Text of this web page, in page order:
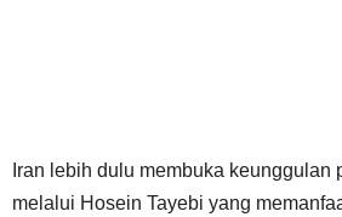
Iran lebih dulu membuka keunggulan
melalui Hosein Tayebi yang